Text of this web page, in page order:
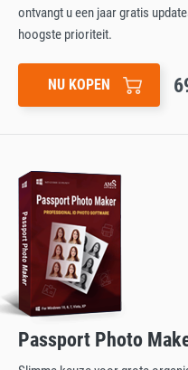
ontvangt u een jaar gratis
hoogste prioriteit.
NU KOPEN
Passport Photo